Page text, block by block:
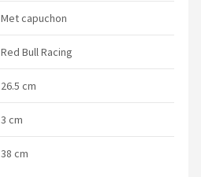
Met capuchon
Red Bull Racing
26.5 cm
3 cm
38 cm